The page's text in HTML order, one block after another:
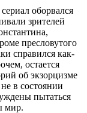
оборвался
зрителей
пресловутого
справился как-
остается
об экзорцизме
в состоянии
пытаться
мир.